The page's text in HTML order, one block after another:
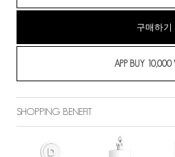
구매하기
SHOPPING BENEFIT